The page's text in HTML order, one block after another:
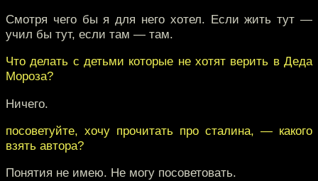
Смотря чего бы я для него хотел. Если жить тут —
учил бы тут, если там — там.
Что делать с детьми которые не хотят верить в Деда
Мороза?
Ничего.
посоветуйте, хочу прочитать про сталина, — какого
взять автора?
Понятия не имею. Не могу посоветовать.